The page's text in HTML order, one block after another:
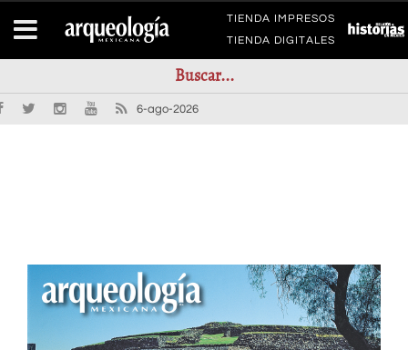
TIENDA IMPRESOS
TIENDA DIGITALES
6-ago-2026